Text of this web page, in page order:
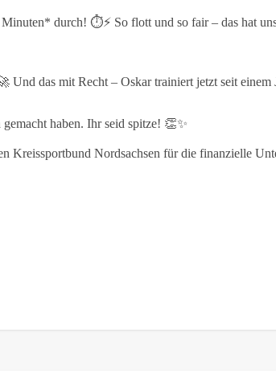
durch! ⏱️⚡ So flott und so fair – das hat
Und das mit Recht – Oskar trainiert jetzt seit
haben. Ihr seid spitze! 👏✨
Kreissportbund Nordsachsen für die finanzielle